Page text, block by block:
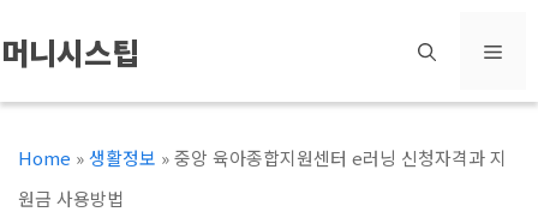
텐
츠
머니시스팁 메
Home »생활정보 »중앙 육아종합지원센터 e러닝 신청자격과 지
원금 사용방법